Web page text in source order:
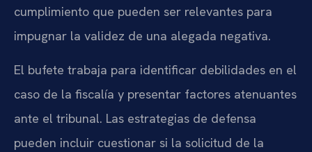
cumplimiento que pueden ser relevantes para
impugnar la validez de una alegada negativa.
El bufete trabaja para identificar debilidades en el
caso de la fiscalía y presentar factores atenuantes
ante el tribunal. Las estrategias de defensa
pueden incluir cuestionar si la solicitud de la